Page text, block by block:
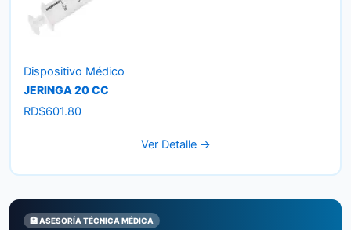
Dispositivo Médico
JERINGA 20 CC
RD$601.80
Ver Detalle →
🏥 ASESORÍA TÉCNICA MÉDICA